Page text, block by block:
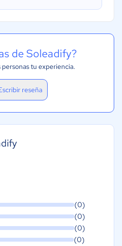
de Soleadify?
tu experiencia.
reseña
(0)
(0)
(0)
(0)